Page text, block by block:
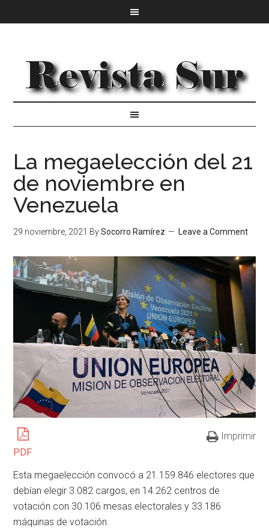
La megaelección del 21
de noviembre en
Venezuela
29 noviembre, 2021 BySocorro Ramírez Leave a Comment
PDF
Imprimir
Esta megaelección convocó a 21.159.846 electores que
debían elegir 3.082 cargos, en 14.262 centros de
votación con 30.106 mesas electorales y 33.186
máquinas de votación.